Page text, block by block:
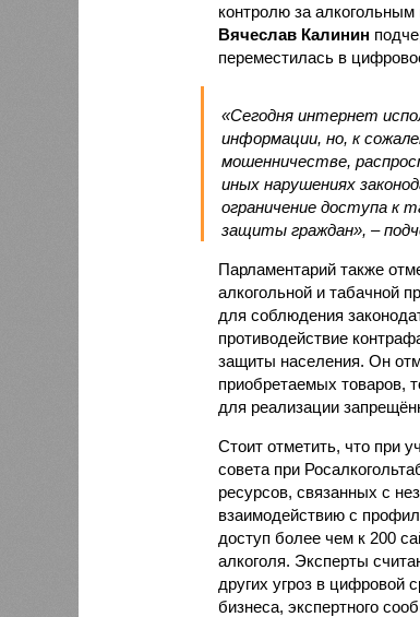
контролю за
Вячеслав Калинин
переместилась в
«Сегодня интернет
информации, но, к
мошенничестве,
иных нарушениях
ограничение доступа к
защиты граждан», –
Парламентарий также
алкогольной и табачной
для соблюдения
противодействие
защиты населения. Он
приобретаемых товаров,
для реализации
Стоит отметить, что при
совета при
ресурсов, связанных с
взаимодействию с
доступ более чем к 200
алкоголя. Эксперты
других угроз в цифровой
бизнеса, экспертного